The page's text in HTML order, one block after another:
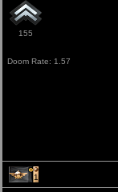
155
Doom Rate: 1.57
1